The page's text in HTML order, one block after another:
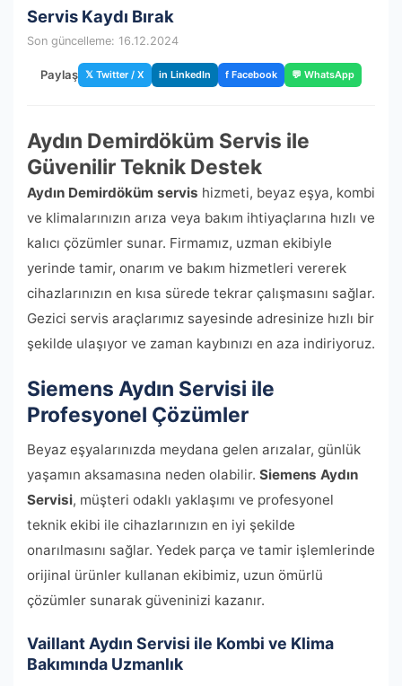
Servis Kaydı Bırak
Son güncelleme: 16.12.2024
Paylaş 𝕏 Twitter / X in LinkedIn f Facebook 💬 WhatsApp
Aydın Demirdöküm Servis ile
Güvenilir Teknik Destek
Aydın Demirdöküm servis hizmeti, beyaz eşya, kombi
ve klimalarınızın arıza veya bakım ihtiyaçlarına hızlı ve
kalıcı çözümler sunar. Firmamız, uzman ekibiyle
yerinde tamir, onarım ve bakım hizmetleri vererek
cihazlarınızın en kısa sürede tekrar çalışmasını sağlar.
Gezici servis araçlarımız sayesinde adresinize hızlı bir
şekilde ulaşıyor ve zaman kaybınızı en aza indiriyoruz.
Siemens Aydın Servisi ile
Profesyonel Çözümler
Beyaz eşyalarınızda meydana gelen arızalar, günlük
yaşamın aksamasına neden olabilir. Siemens Aydın
Servisi, müşteri odaklı yaklaşımı ve profesyonel
teknik ekibi ile cihazlarınızın en iyi şekilde
onarılmasını sağlar. Yedek parça ve tamir işlemlerinde
orijinal ürünler kullanan ekibimiz, uzun ömürlü
çözümler sunarak güveninizi kazanır.
Vaillant Aydın Servisi ile Kombi ve Klima
Bakımında Uzmanlık